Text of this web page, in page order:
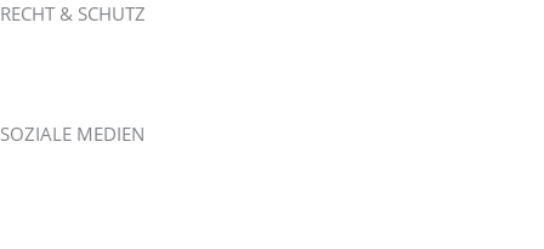
RECHT & SCHUTZ
SOZIALE MEDIEN